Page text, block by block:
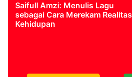
Saifull Amzi: Menulis Lagu
sebagai Cara Merekam Realitas
Kehidupan